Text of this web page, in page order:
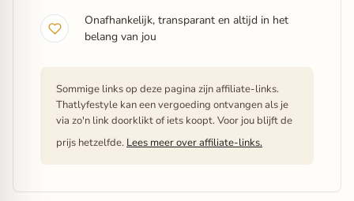
Onafhankelijk, transparant en altijd in het
belang van jou
Sommige links op deze pagina zijn affiliate-links.
Thatlyfestyle kan een vergoeding ontvangen als je
via zo'n link doorklikt of iets koopt. Voor jou blijft de
prijs hetzelfde. Lees meer over affiliate-links.